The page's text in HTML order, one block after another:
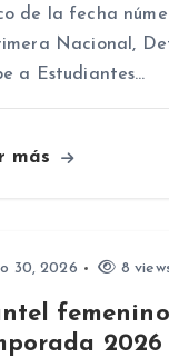
de la fecha
Nacional,
a Estudiantes…
más
30, 2026 8
2026